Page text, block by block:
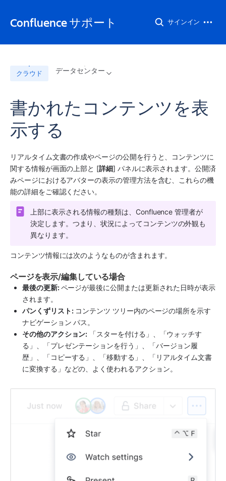
Confluence サポート サインイン
クラウド データセンター
書かれたコンテンツを表
示する
リアルタイム文書の作成やページの公開を行うと、コンテンツに
関する情報が画面の上部と [詳細] パネルに表示されます。公開済
みページにおけるアバターの表示の管理方法を含む、これらの機
能の詳細をご確認ください。
上部に表示される情報の種類は、Confluence 管理者が
決定します。つまり、状況によってコンテンツの外観も
異なります。
コンテンツ情報には次のようなものが含まれます。
ページを表示/編集している場合
最後の更新: ページが最後に公開または更新された日時が表示
されます。
パンくずリスト: コンテンツ ツリー内のページの場所を示す
ナビゲーション パス。
その他のアクション: 「スターを付ける」、「ウォッチす
る」、「プレゼンテーションを行う」、「バージョン履
歴」、「コピーする」、「移動する」、「リアルタイム文書
に変換する」などの、よく使われるアクション。